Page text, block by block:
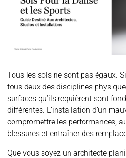
Tous les sols ne sont pas égaux.
tous deux des disciplines
surfaces qu’ils requièrent sont
différentes. L’installation d’un
compromettre les performances,
blessures et entraîner des
Que vous soyez un architecte